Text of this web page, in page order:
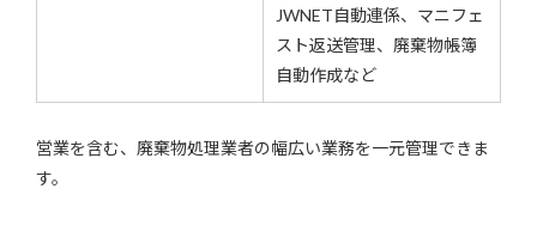
JWNET自動連係、マニフェ
スト返送管理、廃棄物帳簿
自動作成など
営業を含む、廃棄物処理業者の幅広い業務を一元管理できま
す。